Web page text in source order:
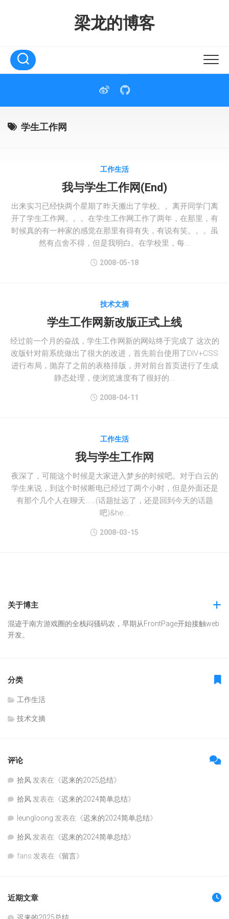
梁龙的博客
学生工作网
工作生活
我与学生工作网(End)
出来实习已经快两个星期了昨天搬出了学校。。离开同学门离
开了学生工作网。。。在学生工作网工作了两年，在那里，有
时候真的有一种家的感觉在那里有得有失，有说有笑。。。虽
然有点舍不得，但是我明白。在学校里，每...
2008-05-18
技术文摘
学生工作网新改版正式上线
经过前一个月的奋战，学生工作网新的网站终于完成了 这次的
改版针对前系统做出了很大的改进，首先前台使用了DIV+CSS
进行布局，抛弃了之前的表格排版，并对前台首页进行了生成
静态处理，使浏览速度有了很好的...
2008-04-11
工作生活
我与学生工作网
夜深了，可能这个时候是大家进入梦乡的时候吧。对于白云的
学生来说，到这个时候断电已经过了两个小时，但是外面还是
有那个几个人在聊天……(话题扯远了，还是回到今天的话题
吧)&he...
2008-03-15
关于博主
混迹于南方游戏圈的全栈闷骚码农，早期从FrontPage开始接触web
开发。
分类
工作生活
技术文摘
评论
拾风 发表在《迟来的2025总结》
拾风 发表在《迟来的2024简单总结》
leungloong 发表在《迟来的2024简单总结》
拾风 发表在《迟来的2024简单总结》
fans 发表在《留言》
近期文章